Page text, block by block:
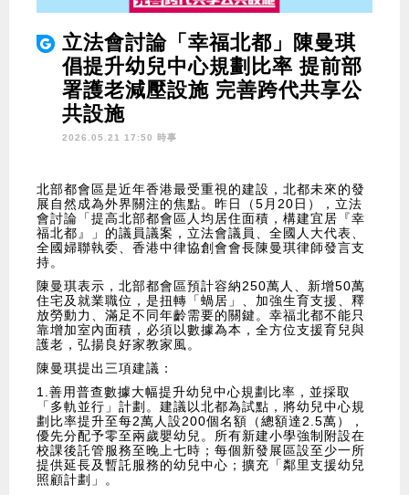
立法會討論「幸福北都」陳曼琪
倡提升幼兒中心規劃比率 提前部
署護老減壓設施 完善跨代共享公
共設施
2026.05.21 17:50 時事
北部都會區是近年香港最受重視的建設，北都未來的發
展自然成為外界關注的焦點。昨日（5月20日），立法
會討論「提高北部都會區人均居住面積，構建宜居『幸
福北都』」的議員議案，立法會議員、全國人大代表、
全國婦聯執委、香港中律協創會會長陳曼琪律師發言支
持。
陳曼琪表示，北部都會區預計容納250萬人、新增50萬
住宅及就業職位，是扭轉「蝸居」、加強生育支援、釋
放勞動力、滿足不同年齡需要的關鍵。幸福北都不能只
靠增加室內面積，必須以數據為本，全方位支援育兒與
護老，弘揚良好家教家風。
陳曼琪提出三項建議：
1.善用普查數據大幅提升幼兒中心規劃比率，並採取
「多軌並行」計劃。建議以北都為試點，將幼兒中心規
劃比率提升至每2萬人設200個名額（總額達2.5萬），
優先分配予零至兩歲嬰幼兒。所有新建小學強制附設在
校課後託管服務至晚上七時；每個新發展區設至少一所
提供延長及暫託服務的幼兒中心；擴充「鄰里支援幼兒
照顧計劃」。